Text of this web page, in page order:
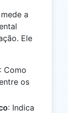
a
Ele
: Como
os
: Indica